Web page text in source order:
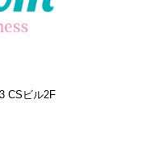
CSビル2F